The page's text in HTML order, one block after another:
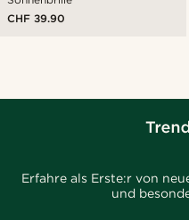
CHF 39.90
Erfahre als Erste:r von
und